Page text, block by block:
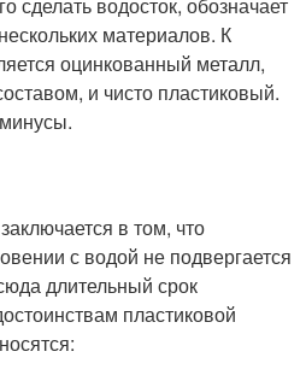
сделать водосток, обозначает
материалов. К
оцинкованный металл,
и чисто пластиковый.
в том, что
с водой не подвергается
длительный срок
пластиковой